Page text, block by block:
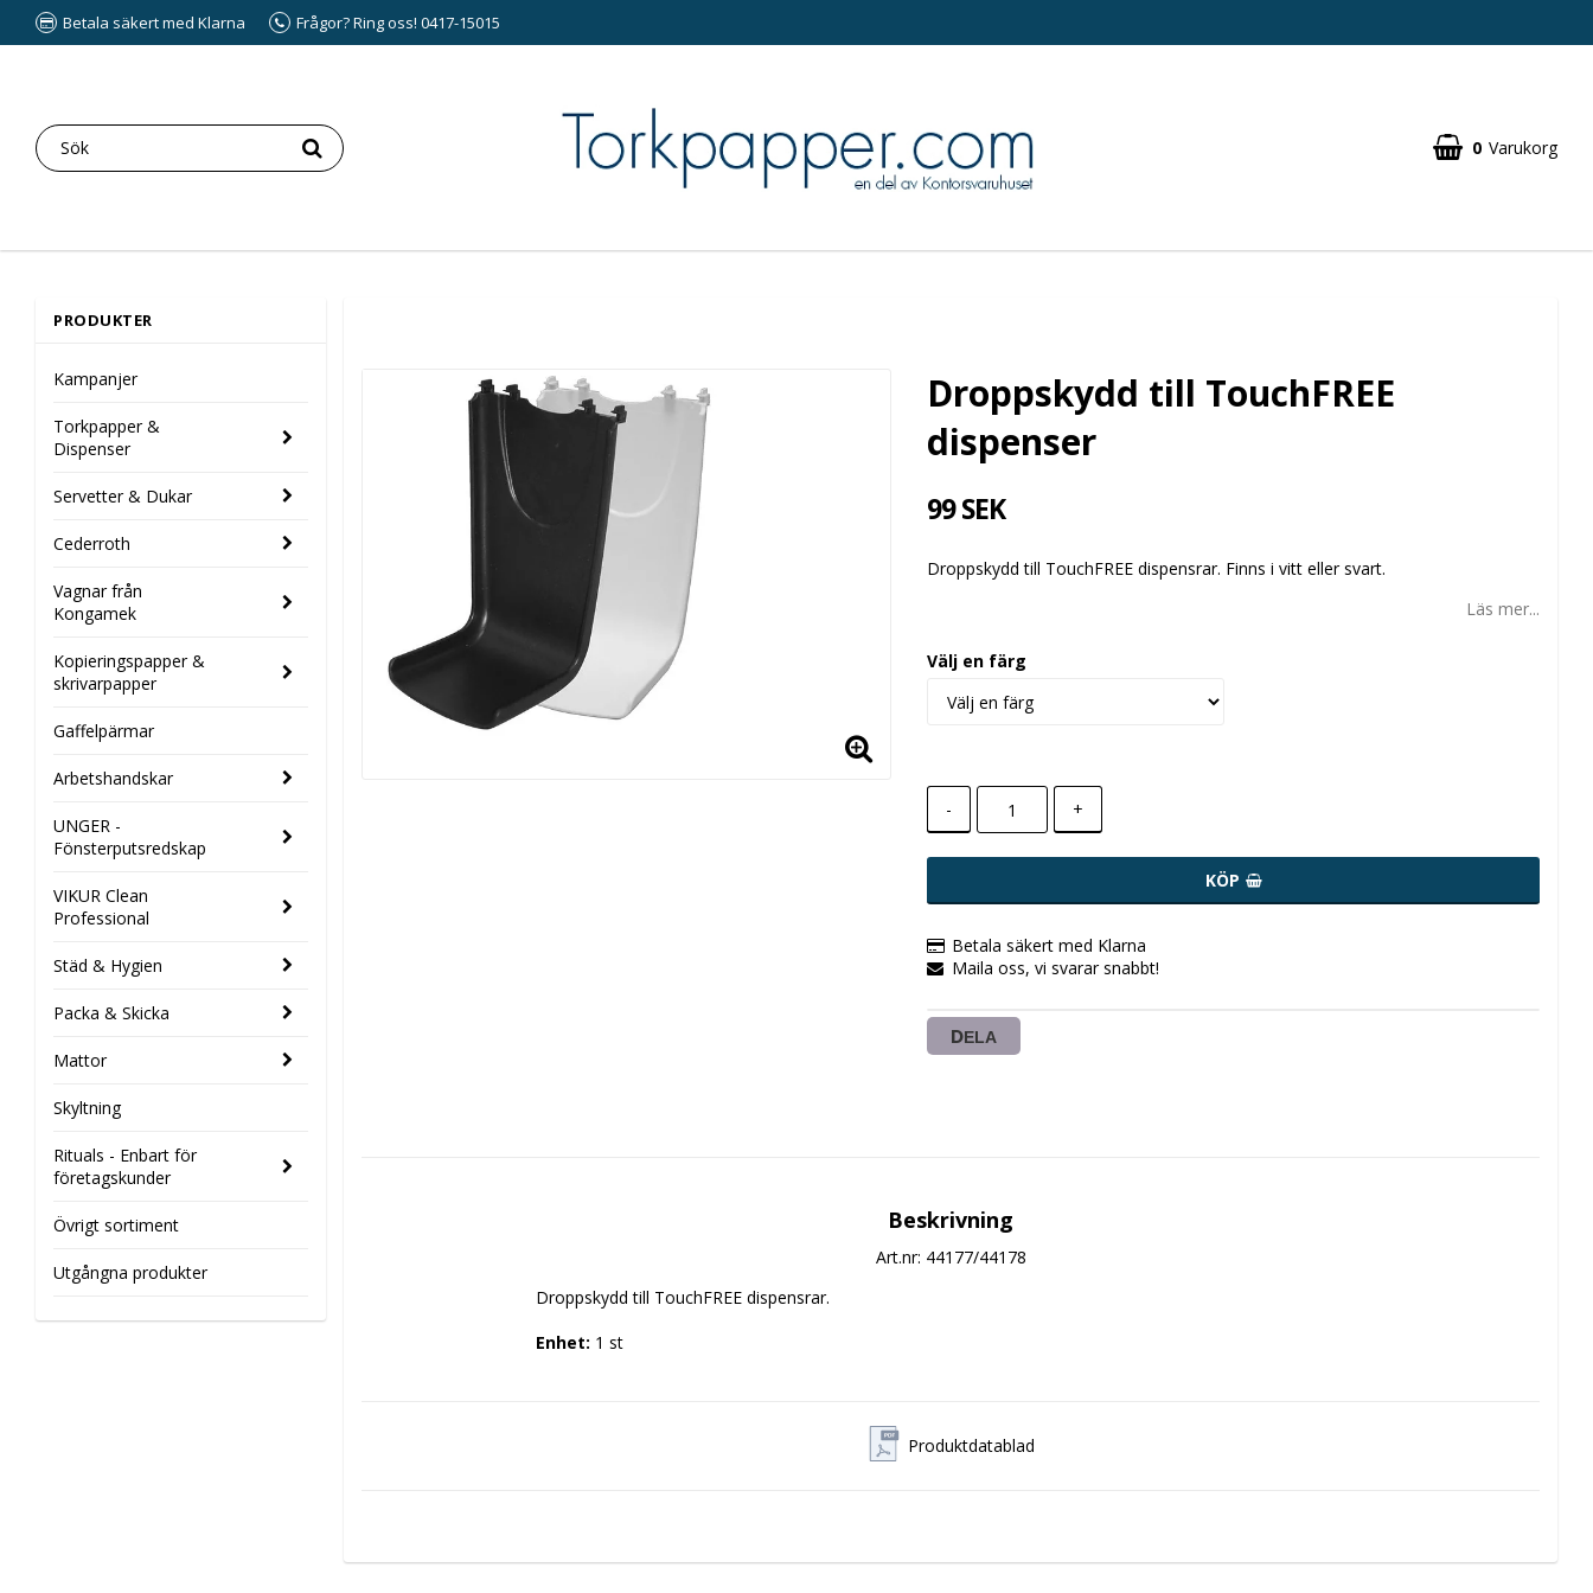
Betala säkert med Klarna Frågor? Ring oss! 0417-15015
0 Varukorg
PRODUKTER
Kampanjer
Torkpapper &
Dispenser
Servetter & Dukar
Cederroth
Vagnar från
Kongamek
Kopieringspapper &
skrivarpapper
Gaffelpärmar
Arbetshandskar
UNGER -
Fönsterputsredskap
VIKUR Clean
Professional
Städ & Hygien
Packa & Skicka
Mattor
Skyltning
Rituals - Enbart för
företagskunder
Övrigt sortiment
Utgångna produkter
Droppskydd till TouchFREE
dispenser
99 SEK
Droppskydd till TouchFREE dispensrar. Finns i vitt eller svart.
Läs mer...
Välj en färg
- +
KÖP
Betala säkert med Klarna
Maila oss, vi svarar snabbt!
DELA
Beskrivning
Art.nr: 44177/44178
Droppskydd till TouchFREE dispensrar.
Enhet: 1 st
Produktdatablad